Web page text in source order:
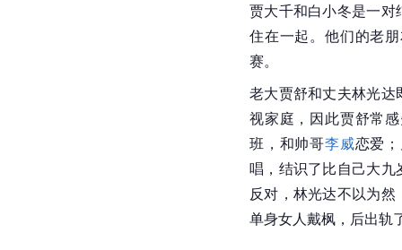
贾大千和白小冬是一对
住在一起。他们的老
赛。
老大贾舒和丈夫林光
视家庭，因此贾舒常
班，和帅哥李威恋爱
唱，结识了比自己大九
反对，林光达不以为
单身女人戴枫，后出轨